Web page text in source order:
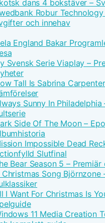
dans 4 bokstäver –
Robur
och innehav
England Bakar
Svensk Serie Viaplay –
Tall Is Sabrina
Sunny In
Side Of The Moon –
Impossible Dead
Slutfinal
Bear Season 5 –
Christmas Song Björnzone
I Want For Christmas Is
11 Media Creation